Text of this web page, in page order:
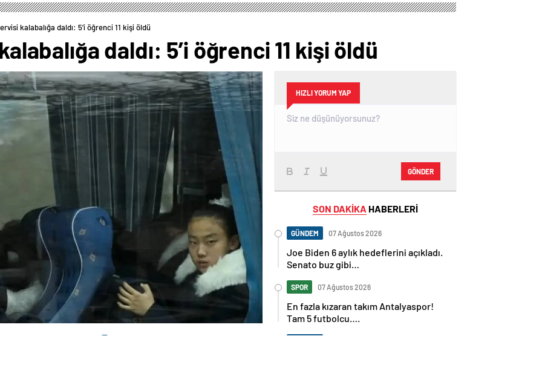
kalabalığa daldı: 5’i öğrenci 11 kişi öldü
daldı: 5’i öğrenci 11 kişi öldü
HIZLI YORUM YAP
GÖNDER
SON DAKİKA HABERLERİ
GÜNDEM 07 Ağustos 2026
Joe Biden 6 aylık hedeflerini açıkladı.
Senato buz gibi…
SPOR 07 Ağustos 2026
En fazla kızaran takım Antalyaspor!
Tam 5 futbolcu….